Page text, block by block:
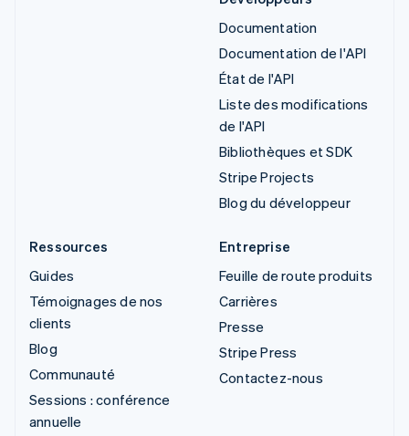
Documentation
Documentation de l'API
État de l'API
Liste des modifications
de l'API
Bibliothèques et SDK
Stripe Projects
Blog du développeur
Ressources
Guides
Témoignages de nos
clients
Blog
Communauté
Sessions : conférence
annuelle
Entreprise
Feuille de route produits
Carrières
Presse
Stripe Press
Contactez-nous